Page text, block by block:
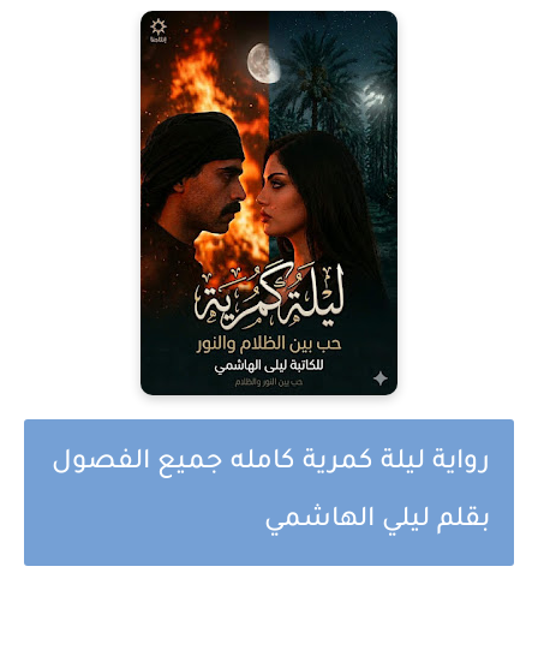
رواية ليلة كمرية كامله جميع الفصول
بقلم ليلي الهاشمي